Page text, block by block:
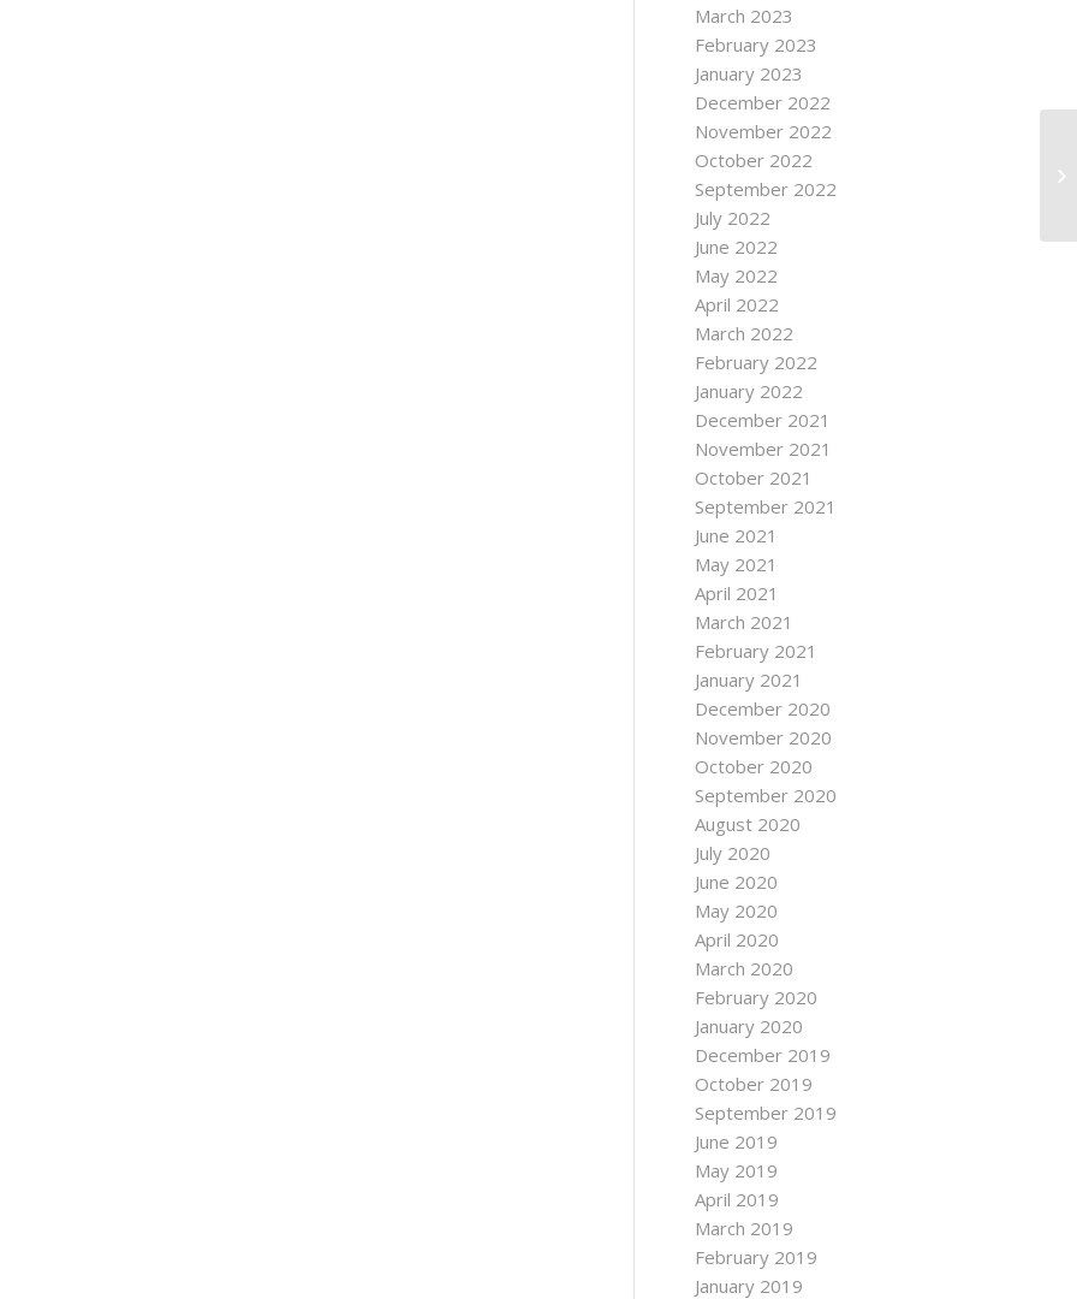
March 2023
February 2023
January 2023
December 2022
November 2022
October 2022
September 2022
July 2022
June 2022
May 2022
April 2022
March 2022
February 2022
January 2022
December 2021
November 2021
October 2021
September 2021
June 2021
May 2021
April 2021
March 2021
February 2021
January 2021
December 2020
November 2020
October 2020
September 2020
August 2020
July 2020
June 2020
May 2020
April 2020
March 2020
February 2020
January 2020
December 2019
October 2019
September 2019
June 2019
May 2019
April 2019
March 2019
February 2019
January 2019